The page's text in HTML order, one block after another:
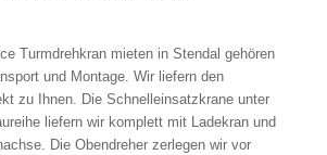
Turmdrehkran mieten in Stendal gehören
und Montage. Wir liefern den
zu Ihnen. Die Schnelleinsatzkrane unter
liefern wir komplett mit Ladekran und
Die Obendreher zerlegen wir vor